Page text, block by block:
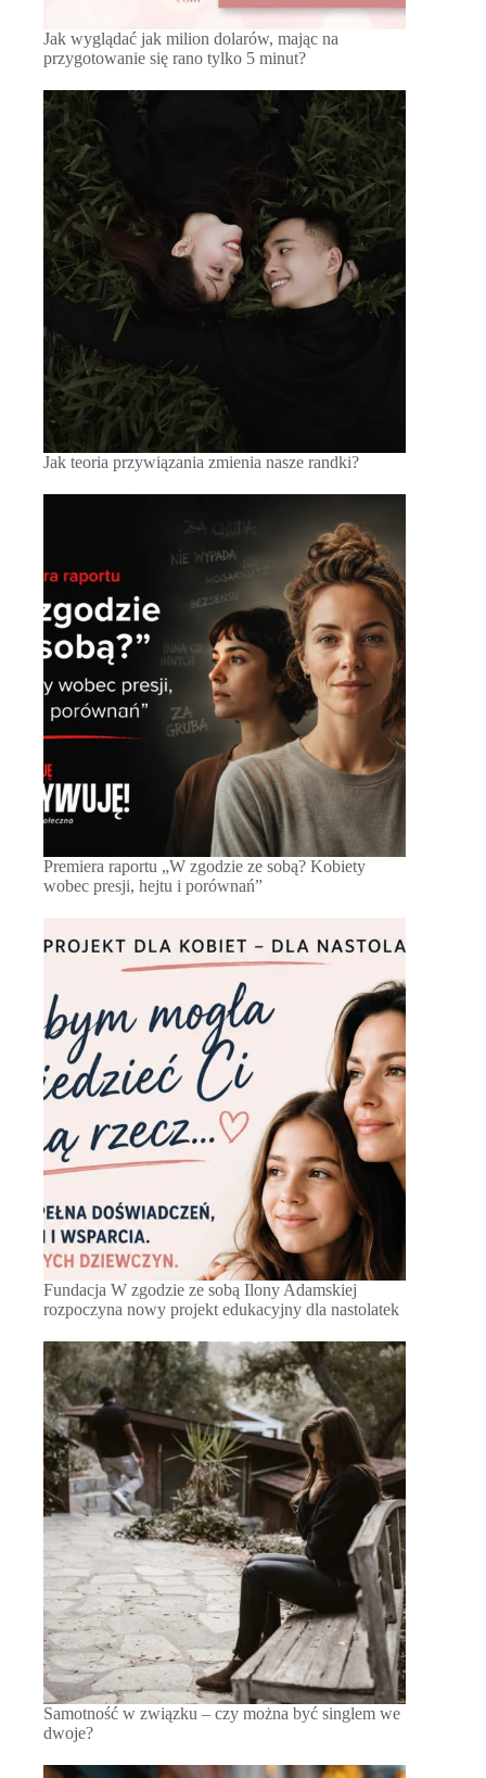
Jak wyglądać jak milion dolarów, mając na
przygotowanie się rano tylko 5 minut?
Jak teoria przywiązania zmienia nasze randki?
Premiera raportu „W zgodzie ze sobą? Kobiety
wobec presji, hejtu i porównań”
Fundacja W zgodzie ze sobą Ilony Adamskiej
rozpoczyna nowy projekt edukacyjny dla nastolatek
Samotność w związku – czy można być singlem we
dwoje?